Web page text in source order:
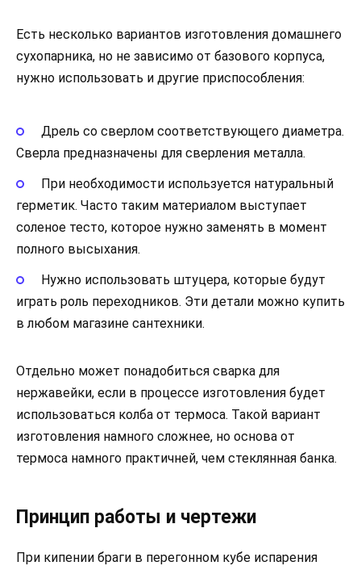
Есть несколько вариантов изготовления домашнего
сухопарника, но не зависимо от базового корпуса,
нужно использовать и другие приспособления:
Дрель со сверлом соответствующего диаметра.
Сверла предназначены для сверления металла.
При необходимости используется натуральный
герметик. Часто таким материалом выступает
соленое тесто, которое нужно заменять в момент
полного высыхания.
Нужно использовать штуцера, которые будут
играть роль переходников. Эти детали можно купить
в любом магазине сантехники.
Отдельно может понадобиться сварка для
нержавейки, если в процессе изготовления будет
использоваться колба от термоса. Такой вариант
изготовления намного сложнее, но основа от
термоса намного практичней, чем стеклянная банка.
Принцип работы и чертежи
При кипении браги в перегонном кубе испарения